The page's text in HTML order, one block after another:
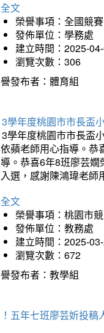
文
榮譽事項：全國競賽
發佈單位：學務處
建立時間：2025-
瀏覽次數：306
發布者：體育組
學年度桃園市市長盃
學年度桃園市市長盃
蘋老師用心指導。恭
。恭喜6年8班廖芸
選，感謝陳鴻瑋老師
文
榮譽事項：桃園市
發佈單位：教務處
建立時間：2025-
瀏覽次數：672
發布者：教學組
五年七班廖芸妡投稿